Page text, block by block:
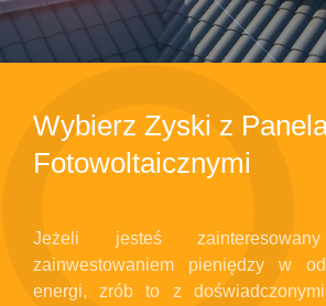
Wybierz Zyski z
Fotowoltaicznymi
Jeżeli jesteś
zainwestowaniem pieniędzy w
energi, zrób to z